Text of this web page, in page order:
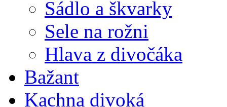
Sádlo a škvarky
Sele na rožni
Hlava z divočáka
Bažant
Kachna divoká